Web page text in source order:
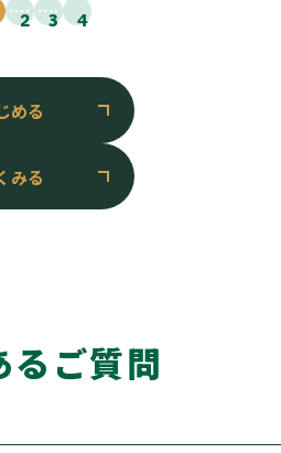
める
みる
るご質問